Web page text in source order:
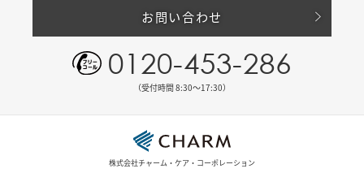
お問い合わせ
0120-453-286
（受付時間 8:30〜17:30）
株式会社チャーム・ケア・コーポレーション